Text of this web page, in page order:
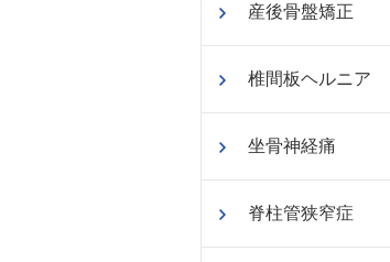
産後骨盤矯正
椎間板ヘルニア
坐骨神経痛
脊柱管狭窄症